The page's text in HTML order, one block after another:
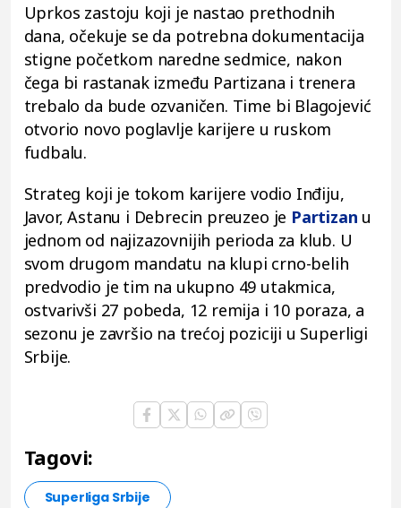
Uprkos zastoju koji je nastao prethodnih
dana, očekuje se da potrebna dokumentacija
stigne početkom naredne sedmice, nakon
čega bi rastanak između Partizana i trenera
trebalo da bude ozvaničen. Time bi Blagojević
otvorio novo poglavlje karijere u ruskom
fudbalu.
Strateg koji je tokom karijere vodio Inđiju,
Javor, Astanu i Debrecin preuzeo je Partizan u
jednom od najizazovnijih perioda za klub. U
svom drugom mandatu na klupi crno-belih
predvodio je tim na ukupno 49 utakmica,
ostvarivši 27 pobeda, 12 remija i 10 poraza, a
sezonu je završio na trećoj poziciji u Superligi
Srbije.
Tagovi:
Superliga Srbije